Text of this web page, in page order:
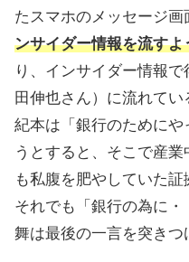
たスマホのメッセージ画
ンサイダー情報を流す
り、インサイダー情報
田伸也さん）に流れてい
紀本は「銀行のためにや
うとすると、そこで産
も私腹を肥やしていた証
それでも「銀行の為に・
舞は最後の一言を突きつ